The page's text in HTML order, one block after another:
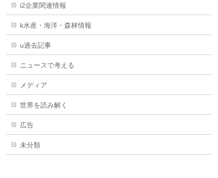
i2企業関連情報
k水産・海洋・森林情報
u過去記事
ニュースで考える
メディア
世界を読み解く
広告
未分類